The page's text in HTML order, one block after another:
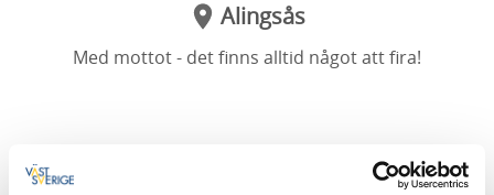
Alingsås
Med mottot - det finns alltid något att fira!
Skåål